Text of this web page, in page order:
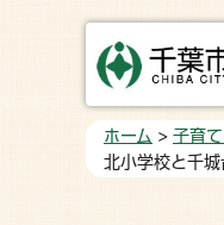
ホーム > 子育
北小学校と千